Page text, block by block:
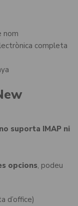
nom
completa
suporta IMAP ni
opcions, podeu
d’office)